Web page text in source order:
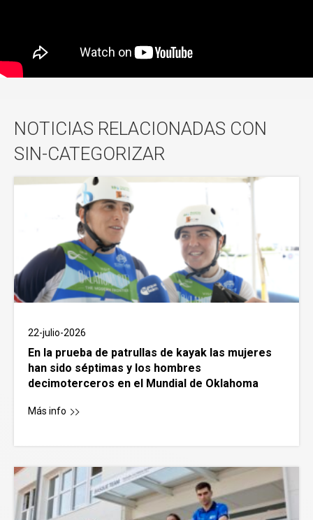
NOTICIAS RELACIONADAS CON
SIN-CATEGORIZAR
22-julio-2026
En la prueba de patrullas de kayak las mujeres
han sido séptimas y los hombres
decimoterceros en el Mundial de Oklahoma
Más info